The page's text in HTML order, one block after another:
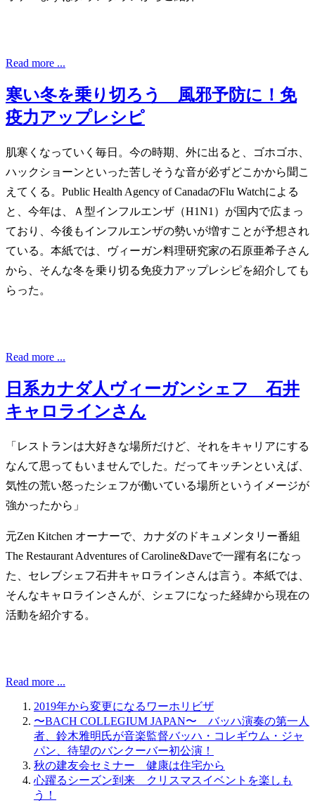
Read more ...
寒い冬を乗り切ろう 風邪予防に！免
疫力アップレシピ
肌寒くなっていく毎日。今の時期、外に出ると、ゴホゴホ、
ハックショーンといった苦しそうな音が必ずどこかから聞こ
えてくる。Public Health Agency of CanadaのFlu Watchによる
と、今年は、Ａ型インフルエンザ（H1N1）が国内で広まっ
ており、今後もインフルエンザの勢いが増すことが予想され
ている。本紙では、ヴィーガン料理研究家の石原亜希子さん
から、そんな冬を乗り切る免疫力アップレシピを紹介しても
らった。
Read more ...
日系カナダ人ヴィーガンシェフ 石井
キャロラインさん
「レストランは大好きな場所だけど、それをキャリアにする
なんて思ってもいませんでした。だってキッチンといえば、
気性の荒い怒ったシェフが働いている場所というイメージが
強かったから」
元Zen Kitchen オーナーで、カナダのドキュメンタリー番組
The Restaurant Adventures of Caroline&Daveで一躍有名になっ
た、セレブシェフ石井キャロラインさんは言う。本紙では、
そんなキャロラインさんが、シェフになった経緯から現在の
活動を紹介する。
Read more ...
2019年から変更になるワーホリビザ
〜BACH COLLEGIUM JAPAN〜 バッハ演奏の第一人
者、鈴木雅明氏が音楽監督バッハ・コレギウム・ジャ
パン、待望のバンクーバー初公演！
秋の建友会セミナー 健康は住宅から
心躍るシーズン到来 クリスマスイベントを楽しも
う！